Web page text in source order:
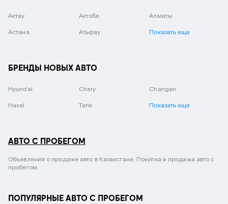
Актау Актобе Алматы
Астана Атырау Показать еще
БРЕНДЫ НОВЫХ АВТО
Hyundai Chery Changan
Haval Tank Показать еще
АВТО С ПРОБЕГОМ
Объявления о продаже авто в Казахстане. Покупка и продажа авто с
пробегом.
ПОПУЛЯРНЫЕ АВТО С ПРОБЕГОМ